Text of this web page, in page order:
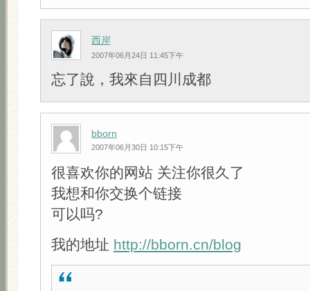
西岸
2007年06月24日 11:45下午
忘了說，我來自四川成都
bborn
2007年06月30日 10:15下午
很喜欢你的网站 关注你很久了
我想和你交换个链接
可以吗?
我的地址 http://bborn.cn/blog